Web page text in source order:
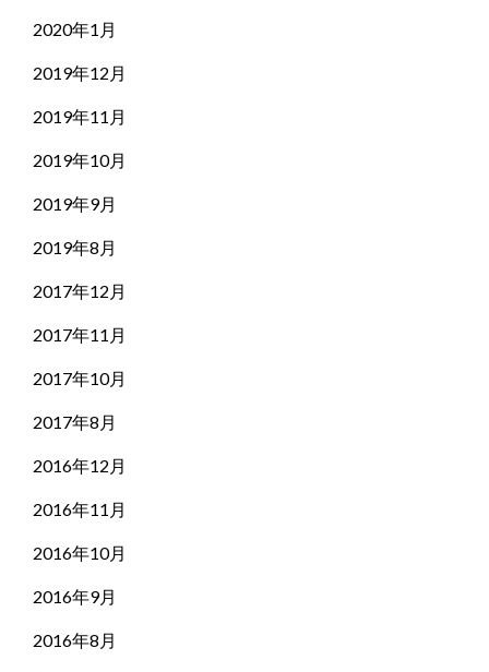
2020年1月
2019年12月
2019年11月
2019年10月
2019年9月
2019年8月
2017年12月
2017年11月
2017年10月
2017年8月
2016年12月
2016年11月
2016年10月
2016年9月
2016年8月